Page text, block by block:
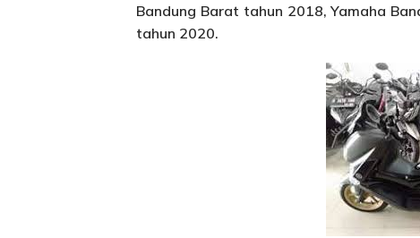
Bandung Barat tahun 2018, Yamaha
tahun 2020.